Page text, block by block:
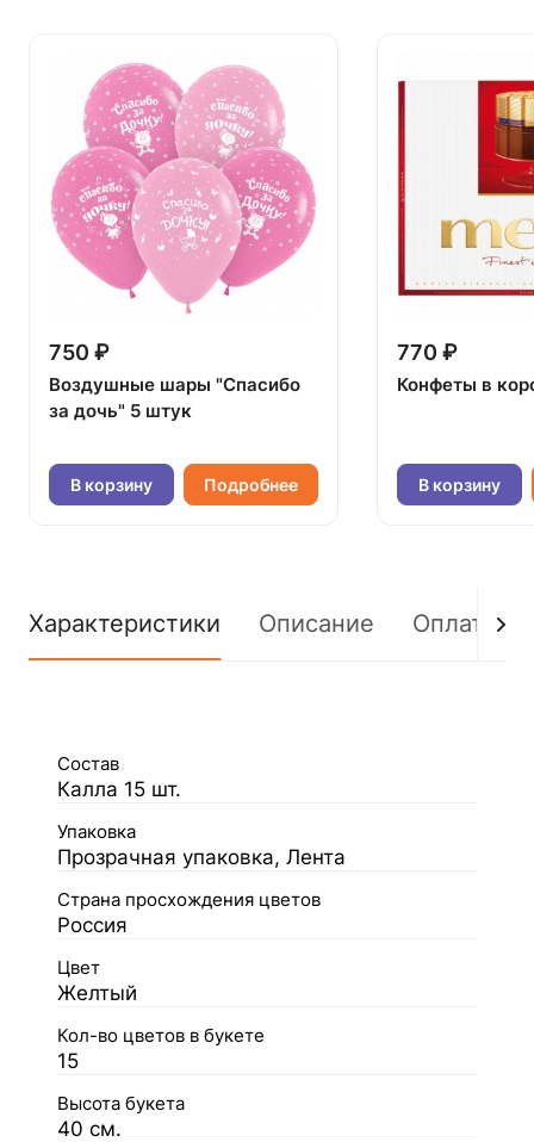
750 ₽
Воздушные шары "Спасибо
за дочь" 5 штук
В корзину Подробнее
770 ₽
Конфеты в
В корзину
Характеристики Описание Оплата
Состав
Калла 15 шт.
Упаковка
Прозрачная упаковка, Лента
Страна просхождения цветов
Россия
Цвет
Желтый
Кол-во цветов в букете
15
Высота букета
40 см.